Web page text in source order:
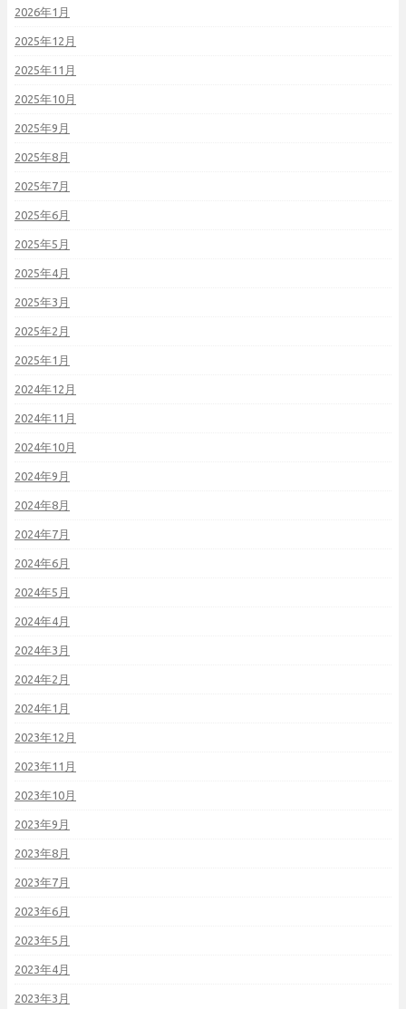
2026年1月
2025年12月
2025年11月
2025年10月
2025年9月
2025年8月
2025年7月
2025年6月
2025年5月
2025年4月
2025年3月
2025年2月
2025年1月
2024年12月
2024年11月
2024年10月
2024年9月
2024年8月
2024年7月
2024年6月
2024年5月
2024年4月
2024年3月
2024年2月
2024年1月
2023年12月
2023年11月
2023年10月
2023年9月
2023年8月
2023年7月
2023年6月
2023年5月
2023年4月
2023年3月